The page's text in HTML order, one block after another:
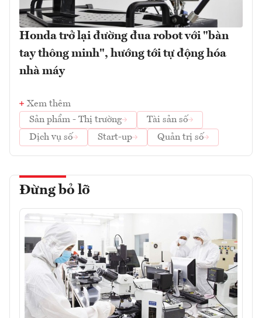
Honda trở lại đường đua robot với "bàn
tay thông minh", hướng tới tự động hóa
nhà máy
Xem thêm
Sản phẩm - Thị trường
Tài sản số
Dịch vụ số
Start-up Quản trị số
Đừng bỏ lỡ